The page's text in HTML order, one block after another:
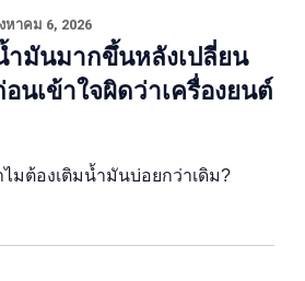
หาคม 6, 2026
ำมันมากขึ้นหลังเปลี่ยน
นเข้าใจผิดว่าเครื่องยนต์
มต้องเติมน้ำมันบ่อยกว่าเดิม?